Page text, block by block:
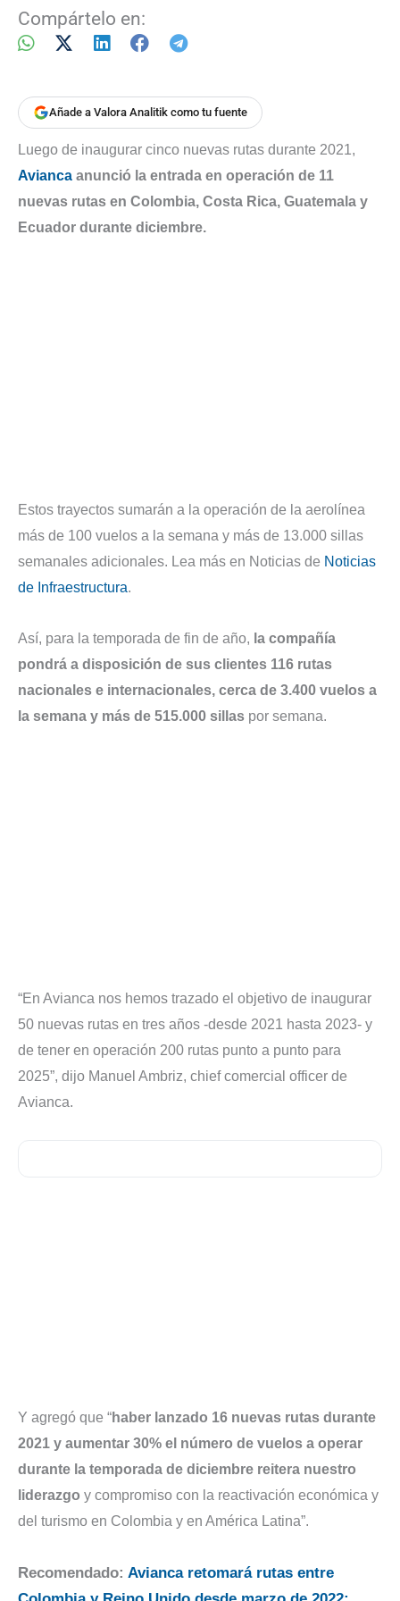
Compártelo en:
Añade a Valora Analitik como tu fuente
Luego de inaugurar cinco nuevas rutas durante 2021,
Avianca anunció la entrada en operación de 11
nuevas rutas en Colombia, Costa Rica, Guatemala y
Ecuador durante diciembre.
Estos trayectos sumarán a la operación de la aerolínea
más de 100 vuelos a la semana y más de 13.000 sillas
semanales adicionales. Lea más en Noticias de Noticias
de Infraestructura.
Así, para la temporada de fin de año, la compañía
pondrá a disposición de sus clientes 116 rutas
nacionales e internacionales, cerca de 3.400 vuelos a
la semana y más de 515.000 sillas por semana.
“En Avianca nos hemos trazado el objetivo de inaugurar
50 nuevas rutas en tres años -desde 2021 hasta 2023- y
de tener en operación 200 rutas punto a punto para
2025”, dijo Manuel Ambriz, chief comercial officer de
Avianca.
Y agregó que “haber lanzado 16 nuevas rutas durante
2021 y aumentar 30% el número de vuelos a operar
durante la temporada de diciembre reitera nuestro
liderazgo y compromiso con la reactivación económica y
del turismo en Colombia y en América Latina”.
Recomendado: Avianca retomará rutas entre